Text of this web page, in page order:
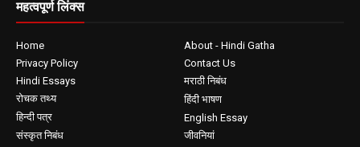
महत्वपूर्ण लिंक्स
Home
About - Hindi Gatha
Privacy Policy
Contact Us
Hindi Essays
मराठी निबंध
रोचक तथ्य
हिंदी भाषण
हिन्दी पत्र
English Essay
संस्कृत निबंध
जीवनियां